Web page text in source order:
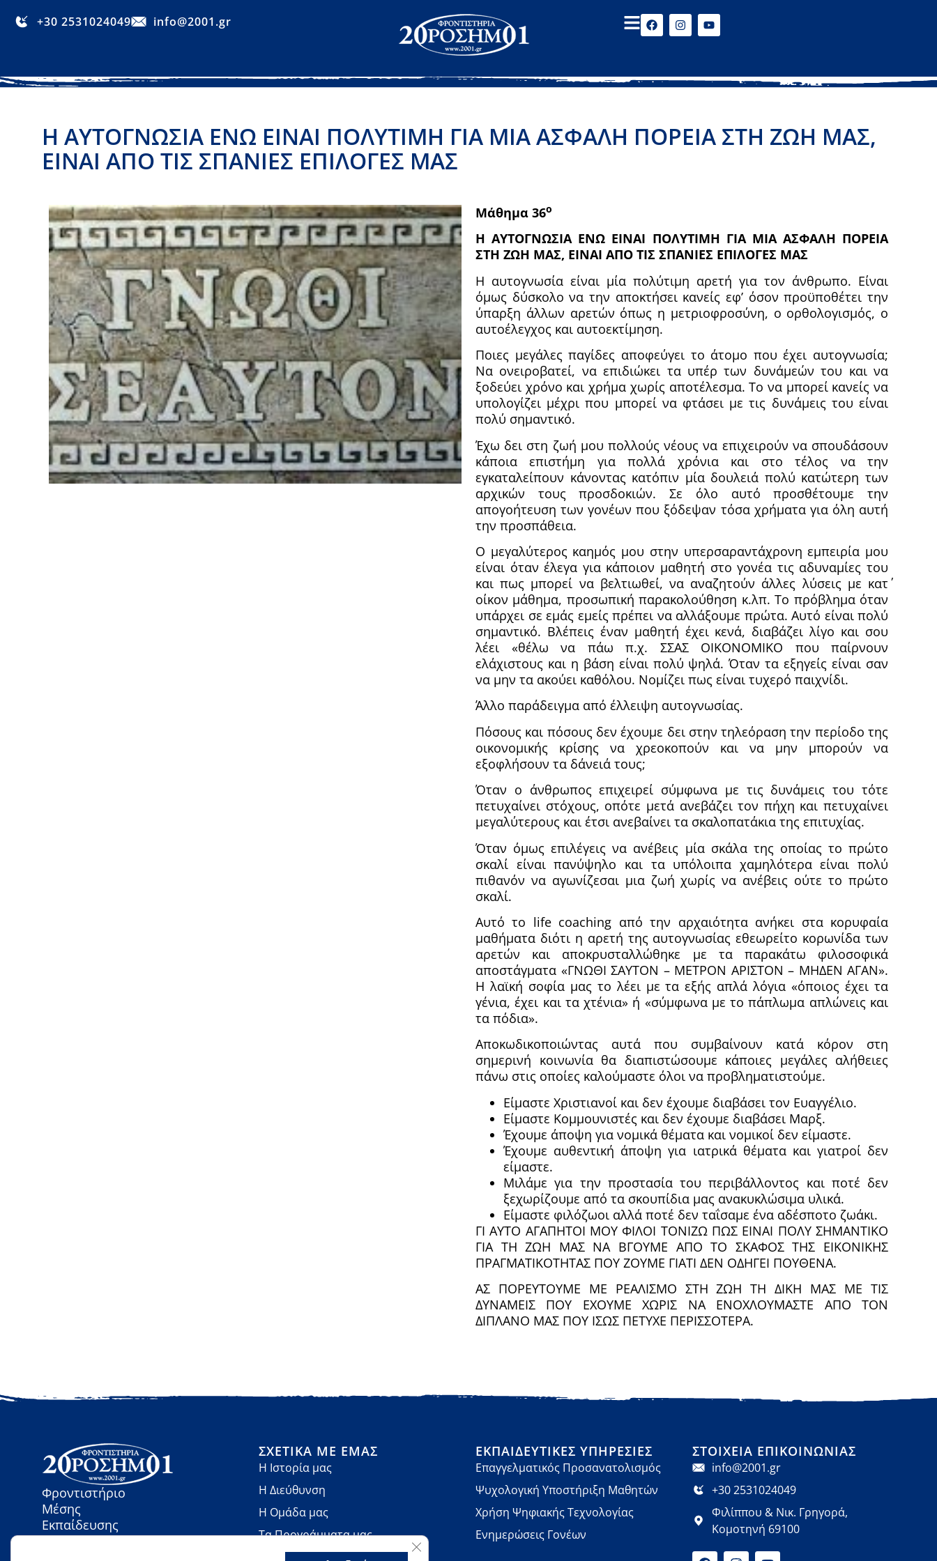
+30 2531024049 info@2001.gr
Η ΑΥΤΟΓΝΩΣΙΑ ΕΝΩ ΕΙΝΑΙ ΠΟΛΥΤΙΜΗ ΓΙΑ ΜΙΑ ΑΣΦΑΛΗ ΠΟΡΕΙΑ ΣΤΗ ΖΩΗ ΜΑΣ,
ΕΙΝΑΙ ΑΠΟ ΤΙΣ ΣΠΑΝΙΕΣ ΕΠΙΛΟΓΕΣ ΜΑΣ
Μάθημα 36ο
Η ΑΥΤΟΓΝΩΣΙΑ ΕΝΩ ΕΙΝΑΙ ΠΟΛΥΤΙΜΗ ΓΙΑ ΜΙΑ ΑΣΦΑΛΗ ΠΟΡΕΙΑ
ΣΤΗ ΖΩΗ ΜΑΣ, ΕΙΝΑΙ ΑΠΟ ΤΙΣ ΣΠΑΝΙΕΣ ΕΠΙΛΟΓΕΣ ΜΑΣ
Η αυτογνωσία είναι μία πολύτιμη αρετή για τον άνθρωπο. Είναι
όμως δύσκολο να την αποκτήσει κανείς εφ’ όσον προϋποθέτει την
ύπαρξη άλλων αρετών όπως η μετριοφροσύνη, ο ορθολογισμός, ο
αυτοέλεγχος και αυτοεκτίμηση.
Ποιες μεγάλες παγίδες αποφεύγει το άτομο που έχει αυτογνωσία;
Να ονειροβατεί, να επιδιώκει τα υπέρ των δυνάμεών του και να
ξοδεύει χρόνο και χρήμα χωρίς αποτέλεσμα. Το να μπορεί κανείς να
υπολογίζει μέχρι που μπορεί να φτάσει με τις δυνάμεις του είναι
πολύ σημαντικό.
Έχω δει στη ζωή μου πολλούς νέους να επιχειρούν να σπουδάσουν
κάποια επιστήμη για πολλά χρόνια και στο τέλος να την
εγκαταλείπουν κάνοντας κατόπιν μία δουλειά πολύ κατώτερη των
αρχικών τους προσδοκιών. Σε όλο αυτό προσθέτουμε την
απογοήτευση των γονέων που ξόδεψαν τόσα χρήματα για όλη αυτή
την προσπάθεια.
Ο μεγαλύτερος καημός μου στην υπερσαραντάχρονη εμπειρία μου
είναι όταν έλεγα για κάποιον μαθητή στο γονέα τις αδυναμίες του
και πως μπορεί να βελτιωθεί, να αναζητούν άλλες λύσεις με κατ΄
οίκον μάθημα, προσωπική παρακολούθηση κ.λπ. Το πρόβλημα όταν
υπάρχει σε εμάς εμείς πρέπει να αλλάξουμε πρώτα. Αυτό είναι πολύ
σημαντικό. Βλέπεις έναν μαθητή έχει κενά, διαβάζει λίγο και σου
λέει «θέλω να πάω π.χ. ΣΣΑΣ ΟΙΚΟΝΟΜΙΚΟ που παίρνουν
ελάχιστους και η βάση είναι πολύ ψηλά. Όταν τα εξηγείς είναι σαν
να μην τα ακούει καθόλου. Νομίζει πως είναι τυχερό παιχνίδι.
Άλλο παράδειγμα από έλλειψη αυτογνωσίας.
Πόσους και πόσους δεν έχουμε δει στην τηλεόραση την περίοδο της
οικονομικής κρίσης να χρεοκοπούν και να μην μπορούν να
εξοφλήσουν τα δάνειά τους;
Όταν ο άνθρωπος επιχειρεί σύμφωνα με τις δυνάμεις του τότε
πετυχαίνει στόχους, οπότε μετά ανεβάζει τον πήχη και πετυχαίνει
μεγαλύτερους και έτσι ανεβαίνει τα σκαλοπατάκια της επιτυχίας.
Όταν όμως επιλέγεις να ανέβεις μία σκάλα της οποίας το πρώτο
σκαλί είναι πανύψηλο και τα υπόλοιπα χαμηλότερα είναι πολύ
πιθανόν να αγωνίζεσαι μια ζωή χωρίς να ανέβεις ούτε το πρώτο
σκαλί.
Αυτό το life coaching από την αρχαιότητα ανήκει στα κορυφαία
μαθήματα διότι η αρετή της αυτογνωσίας εθεωρείτο κορωνίδα των
αρετών και αποκρυσταλλώθηκε με τα παρακάτω φιλοσοφικά
αποστάγματα «ΓΝΩΘΙ ΣΑΥΤΟΝ – ΜΕΤΡΟΝ ΑΡΙΣΤΟΝ – ΜΗΔΕΝ ΑΓΑΝ».
Η λαϊκή σοφία μας το λέει με τα εξής απλά λόγια «όποιος έχει τα
γένια, έχει και τα χτένια» ή «σύμφωνα με το πάπλωμα απλώνεις και
τα πόδια».
Αποκωδικοποιώντας αυτά που συμβαίνουν κατά κόρον στη
σημερινή κοινωνία θα διαπιστώσουμε κάποιες μεγάλες αλήθειες
πάνω στις οποίες καλούμαστε όλοι να προβληματιστούμε.
Είμαστε Χριστιανοί και δεν έχουμε διαβάσει τον Ευαγγέλιο.
Είμαστε Κομμουνιστές και δεν έχουμε διαβάσει Μαρξ.
Έχουμε άποψη για νομικά θέματα και νομικοί δεν είμαστε.
Έχουμε αυθεντική άποψη για ιατρικά θέματα και γιατροί δεν
είμαστε.
Μιλάμε για την προστασία του περιβάλλοντος και ποτέ δεν
ξεχωρίζουμε από τα σκουπίδια μας ανακυκλώσιμα υλικά.
Είμαστε φιλόζωοι αλλά ποτέ δεν ταΐσαμε ένα αδέσποτο ζωάκι.
ΓΙ ΑΥΤΟ ΑΓΑΠΗΤΟΙ ΜΟΥ ΦΙΛΟΙ ΤΟΝΙΖΩ ΠΩΣ ΕΙΝΑΙ ΠΟΛΥ ΣΗΜΑΝΤΙΚΟ
ΓΙΑ ΤΗ ΖΩΗ ΜΑΣ ΝΑ ΒΓΟΥΜΕ ΑΠΟ ΤΟ ΣΚΑΦΟΣ ΤΗΣ ΕΙΚΟΝΙΚΗΣ
ΠΡΑΓΜΑΤΙΚΟΤΗΤΑΣ ΠΟΥ ΖΟΥΜΕ ΓΙΑΤΙ ΔΕΝ ΟΔΗΓΕΙ ΠΟΥΘΕΝΑ.
ΑΣ ΠΟΡΕΥΤΟΥΜΕ ΜΕ ΡΕΑΛΙΣΜΟ ΣΤΗ ΖΩΗ ΤΗ ΔΙΚΗ ΜΑΣ ΜΕ ΤΙΣ
ΔΥΝΑΜΕΙΣ ΠΟΥ ΕΧΟΥΜΕ ΧΩΡΙΣ ΝΑ ΕΝΟΧΛΟΥΜΑΣΤΕ ΑΠΟ ΤΟΝ
ΔΙΠΛΑΝΟ ΜΑΣ ΠΟΥ ΙΣΩΣ ΠΕΤΥΧΕ ΠΕΡΙΣΣΟΤΕΡΑ.
Φροντιστήριο
Μέσης
Εκπαίδευσης
ΣΧΕΤΙΚΆ ΜΕ ΕΜΆΣ
Η Ιστορία μας
Η Διεύθυνση
Η Ομάδα μας
Τα Προγράμματα μας
ΕΚΠΑΙΔΕΥΤΙΚΈΣ ΥΠΗΡΕΣΊΕΣ
Επαγγελματικός Προσανατολισμός
Ψυχολογική Υποστήριξη Μαθητών
Χρήση Ψηφιακής Τεχνολογίας
Ενημερώσεις Γονέων
ΣΤΟΙΧΕΊΑ ΕΠΙΚΟΙΝΩΝΊΑΣ
info@2001.gr
+30 2531024049
Φιλίππου & Νικ. Γρηγορά,
Κομοτηνή 69100
Κλείσιμο του Cookie banner για το GDPR